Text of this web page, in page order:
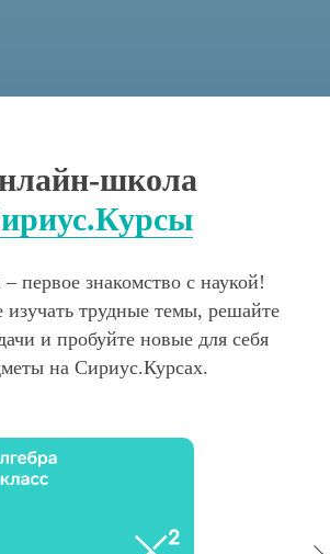
школа
первое знакомство с наукой!
изучать трудные темы, решайте
и пробуйте новые для себя
на Сириус.Курсах.